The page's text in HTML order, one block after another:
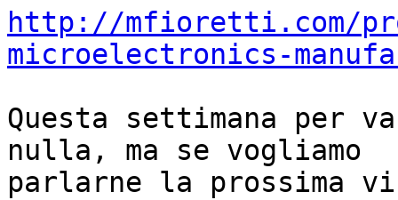
http://mfioretti.com/
microelectronics-
Questa settimana per
nulla, ma se vogliamo
parlarne la prossima